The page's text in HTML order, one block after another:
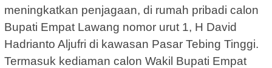
meningkatkan penjagaan, di rumah pribadi calon
Bupati Empat Lawang nomor urut 1, H David
Hadrianto Aljufri di kawasan Pasar Tebing Tinggi.
Termasuk kediaman calon Wakil Bupati Empat